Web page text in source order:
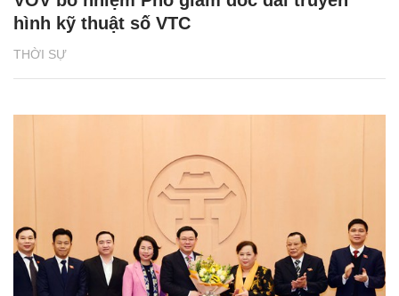
THỜI SỰ
hình kỹ thuật số VTC